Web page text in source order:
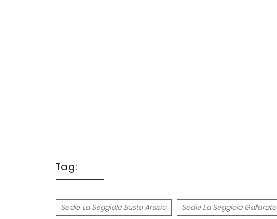
Tag:
Sedie La Seggiola Busto Arsizio Sedie La Seggiola Gallarate